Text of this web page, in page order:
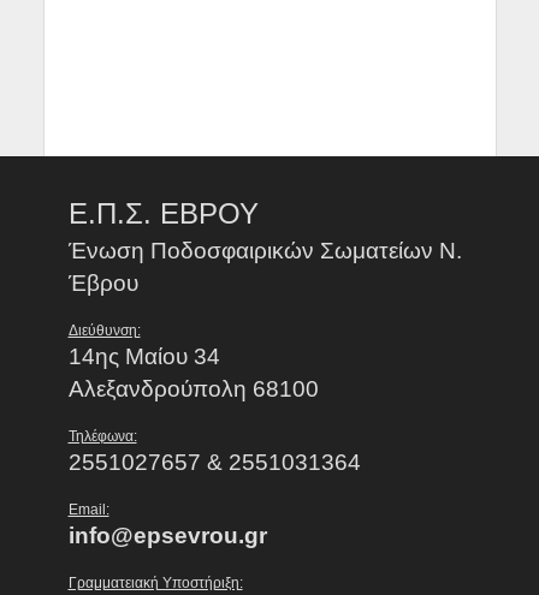
Ε.Π.Σ. ΕΒΡΟΥ
Ένωση Ποδοσφαιρικών Σωματείων Ν.
Έβρου
Διεύθυνση:
14ης Μαίου 34
Αλεξανδρούπολη 68100
Τηλέφωνα:
2551027657 & 2551031364
Email:
info@epsevrou.gr
Γραμματειακή Υποστήριξη: